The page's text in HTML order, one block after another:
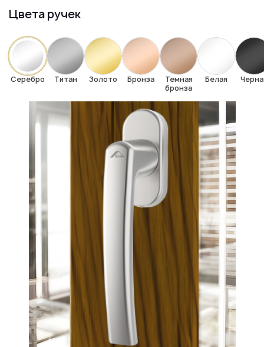
Цвета ручек
Серебро Титан Золото Бронза
Темная
бронза
Белая